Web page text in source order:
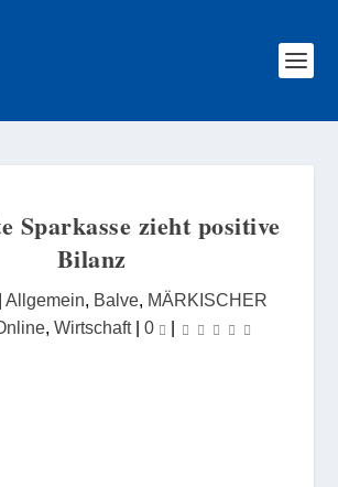
Sparkasse zieht positive
Bilanz
| Allgemein, Balve, MÄRKISCHER
, Wirtschaft| 0 |